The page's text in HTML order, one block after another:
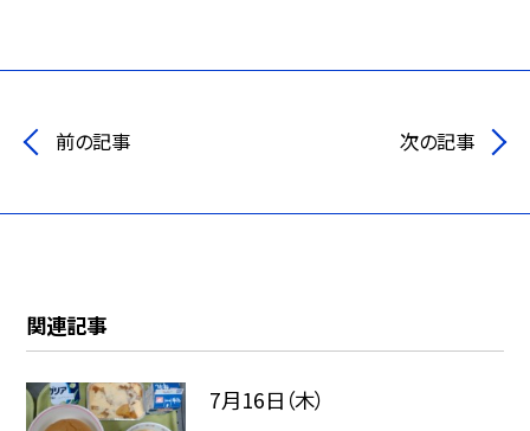
前の記事 次の記事
関連記事
7月16日（木）